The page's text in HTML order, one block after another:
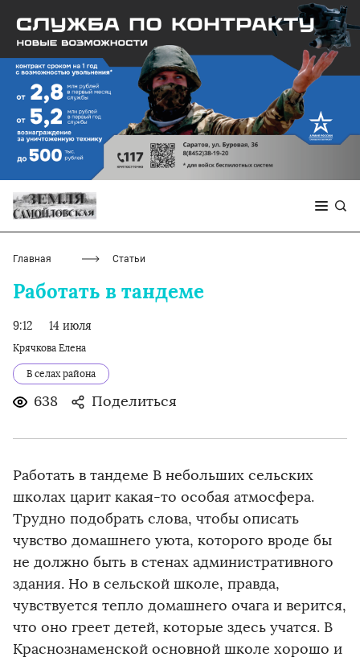
Главная Статьи
Работать в тандеме
9:12 14 июля
Крячкова Елена
В селах района
638 Поделиться
Работать в тандеме В небольших сельских
школах царит какая-то особая атмосфера.
Трудно подобрать слова, чтобы описать
чувство домашнего уюта, которого вроде бы
не должно быть в стенах административного
здания. Но в сельской школе, правда,
чувствуется тепло домашнего очага и верится,
что оно греет детей, которые здесь учатся. В
Краснознаменской основной школе хорошо и